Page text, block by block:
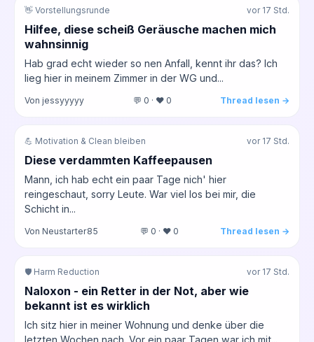
👋 Vorstellungsrunde vor 17 Std.
Hilfee, diese scheiß Geräusche machen mich
wahnsinnig
Hab grad echt wieder so nen Anfall, kennt ihr das? Ich
lieg hier in meinem Zimmer in der WG und...
Von jessyyyyy 💬 0 · ❤️ 0 Thread lesen →
💪 Motivation & Clean bleiben vor 17 Std.
Diese verdammten Kaffeepausen
Mann, ich hab echt ein paar Tage nich' hier
reingeschaut, sorry Leute. War viel los bei mir, die
Schicht in...
Von Neustarter85 💬 0 · ❤️ 0 Thread lesen →
🛡️ Harm Reduction vor 17 Std.
Naloxon - ein Retter in der Not, aber wie
bekannt ist es wirklich
Ich sitz hier in meiner Wohnung und denke über die
letzten Wochen nach. Vor ein paar Tagen war ich mit...